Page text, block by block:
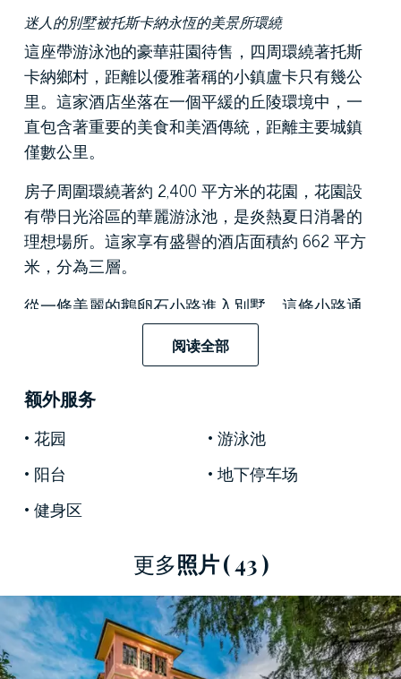
迷人的別墅被托斯卡納永恆的美景所環繞
這座帶游泳池的豪華莊園待售，四周環繞著托斯
卡納鄉村，距離以優雅著稱的小鎮盧卡只有幾公
里。這家酒店坐落在一個平緩的丘陵環境中，一
直包含著重要的美食和美酒傳統，距離主要城鎮
僅數公里。
房子周圍環繞著約 2,400 平方米的花園，花園設
有帶日光浴區的華麗游泳池，是炎熱夏日消暑的
理想場所。這家享有盛譽的酒店面積約 662 平方
米，分為三層。
從一條美麗的鵝卵石小路進入別墅，這條小路通
向抬高的底層，在那裡我們發現一個寬敞明亮的
接待大廳，裝飾著一個古老的壁爐，為地板、餐
個壁爐。別墅中間有一個優雅的樓梯，可以通往
較高的樓層，其中一個是閣樓，全部專用於睡眠
區，共有五間臥室和四間浴室。
室和漩渦浴缸，並在游泳池旁邊的壯麗附屬建築
迷人的手繪壁畫和帝國風格的古董家具點綴其獨
特的奇妙新藝術風格，這些只是這座著名莊園所
能提供的一些重要特色。
阅读全部
额外服务
花园
游泳池
阳台
地下停车场
健身区
更多照片( 43 )